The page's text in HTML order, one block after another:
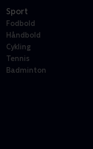
Sport
Fodbold
Håndbold
Cykling
Tennis
Badminton